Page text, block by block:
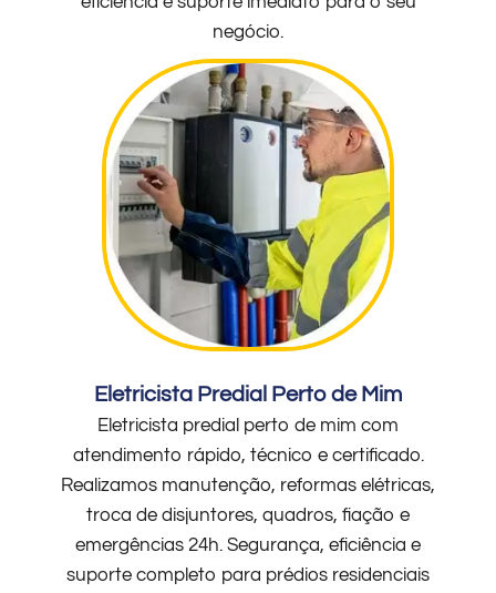
negócio.
Eletricista Predial Perto de Mim
Eletricista predial perto de mim com
atendimento rápido, técnico e certificado.
Realizamos manutenção, reformas elétricas,
troca de disjuntores, quadros, fiação e
emergências 24h. Segurança, eficiência e
suporte completo para prédios residenciais